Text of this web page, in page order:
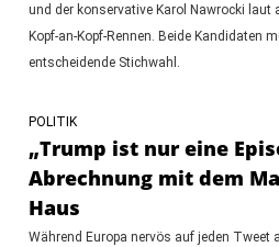
und der konservative Karol Nawrocki laut
Kopf-an-Kopf-Rennen. Beide Kandidaten
entscheidende Stichwahl.
POLITIK
„Trump ist nur eine
Abrechnung mit dem
Haus
Während Europa nervös auf jeden Tweet